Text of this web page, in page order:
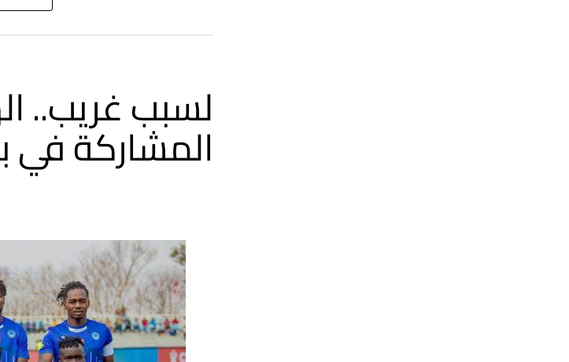
لسبب غريب..
المشاركة في